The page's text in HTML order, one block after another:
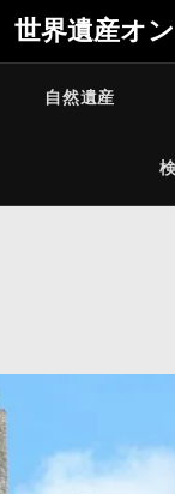
世界遺産オ
自然遺産